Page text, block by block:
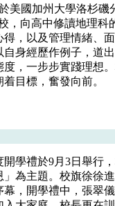
美國加州大學洛杉磯
，向高中修讀地理科
，以及管理情緒、
身經歷作例子，道
，一步步實踐理想
目標，奮發向前。
開學禮於9月3日舉行
」為主題。校旗徐徐
，開學禮中，張翠